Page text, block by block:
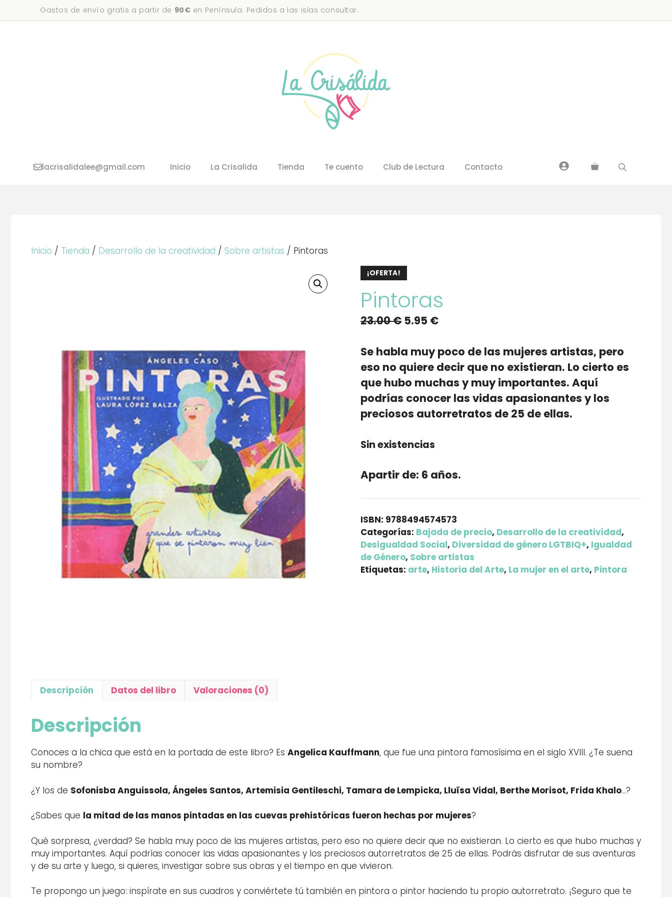
al
Gastos de envío gratis a partir de 90€ en Península. Pedidos a las islas consultar.
Inicio La Crisalida Tienda Te cuento Club de Lectura Contacto
lacrisalidalee@gmail.com
Inicio / Tienda / Desarrollo de la creatividad / Sobre artistas / Pintoras
¡OFERTA!
Pintoras
23.00€ El
original
era:
23.00 €.
5.95 €El
actual
es:
5.95 €.
Se habla muy poco de las mujeres artistas, pero
eso no quiere decir que no existieran. Lo cierto es
que hubo muchas y muy importantes. Aquí
podrías conocer las vidas apasionantes y los
preciosos autorretratos de 25 de ellas.
Sin existencias
Apartir de: 6 años.
ISBN: 9788494574573
Categorías: Bajada de precio, Desarrollo de la creatividad,
Desigualdad Social, Diversidad de género LGTBIQ+, Igualdad
de Género, Sobre artistas
Etiquetas: arte, Historia del Arte, La mujer en el arte, Pintora
Descripción Datos del libro Valoraciones (0)
Descripción
Conoces a la chica que está en la portada de este libro? Es Angelica Kauffmann, que fue una pintora famosísima en el siglo XVIII. ¿Te suena
su nombre?
¿Y los de Sofonisba Anguissola, Ángeles Santos, Artemisia Gentileschi, Tamara de Lempicka, Lluïsa Vidal, Berthe Morisot, Frida Khalo…?
¿Sabes que la mitad de las manos pintadas en las cuevas prehistóricas fueron hechas por mujeres?
Qué sorpresa, ¿verdad? Se habla muy poco de las mujeres artistas, pero eso no quiere decir que no existieran. Lo cierto es que hubo muchas y
muy importantes. Aquí podrías conocer las vidas apasionantes y los preciosos autorretratos de 25 de ellas. Podrás disfrutar de sus aventuras
y de su arte y luego, si quieres, investigar sobre sus obras y el tiempo en que vivieron.
Te propongo un juego: inspírate en sus cuadros y conviértete tú también en pintora o pintor haciendo tu propio autorretrato. ¡Seguro que te